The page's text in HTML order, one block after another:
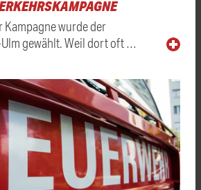
Kampagne wurde der
gewählt. Weil dort oft …